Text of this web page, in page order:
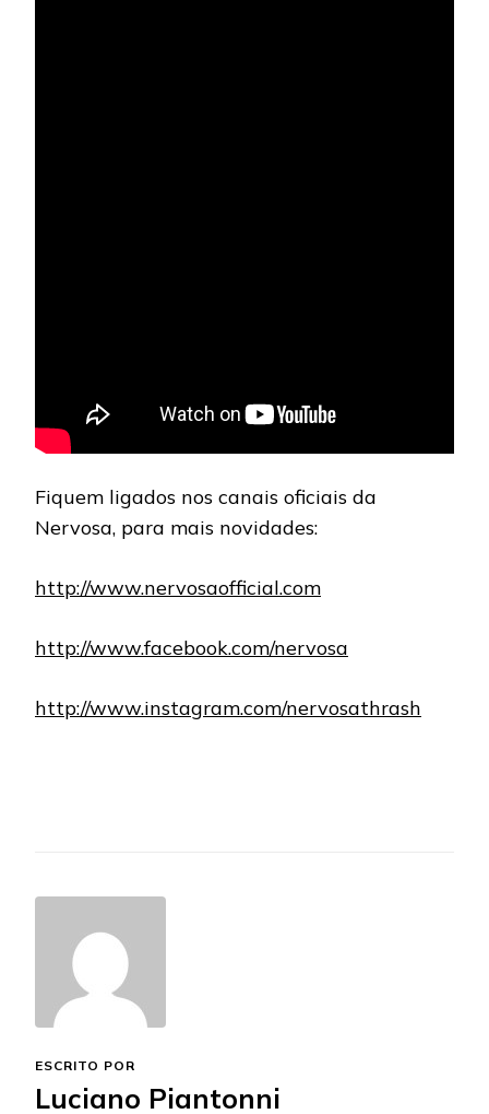
Fiquem ligados nos canais oficiais da
Nervosa, para mais novidades:
http://www.nervosaofficial.com
http://www.facebook.com/nervosa
http://www.instagram.com/nervosathrash
ESCRITO POR
Luciano Piantonni